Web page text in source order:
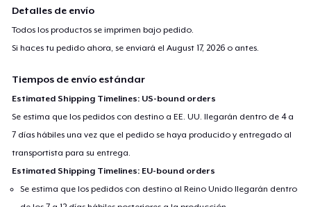
Detalles de envío
Todos los productos se imprimen bajo pedido.
Si haces tu pedido ahora, se enviará elAugust 17, 2026 o antes.
Tiempos de envío estándar
Estimated Shipping Timelines: US-bound orders
Se estima que los pedidos con destino a EE. UU. llegarán dentro de 4 a
7 días hábiles una vez que el pedido se haya producido y entregado al
transportista para su entrega.
Estimated Shipping Timelines: EU-bound orders
Se estima que los pedidos con destino al Reino Unido llegarán dentro